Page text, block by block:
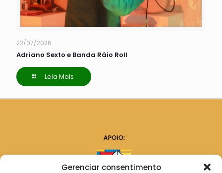
Gerenciar consentimento
22/07/2026
Adriano Sexto e Banda Ráio Roll
Leia Mais